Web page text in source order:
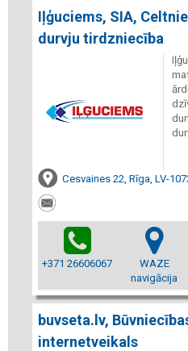
Iļģuciems, SIA,
durvju tirdzniecība
Cesvaines 22, Rīga, LV-
+371 26606067
WAZE
navigācija
buvseta.lv,
internetveikals